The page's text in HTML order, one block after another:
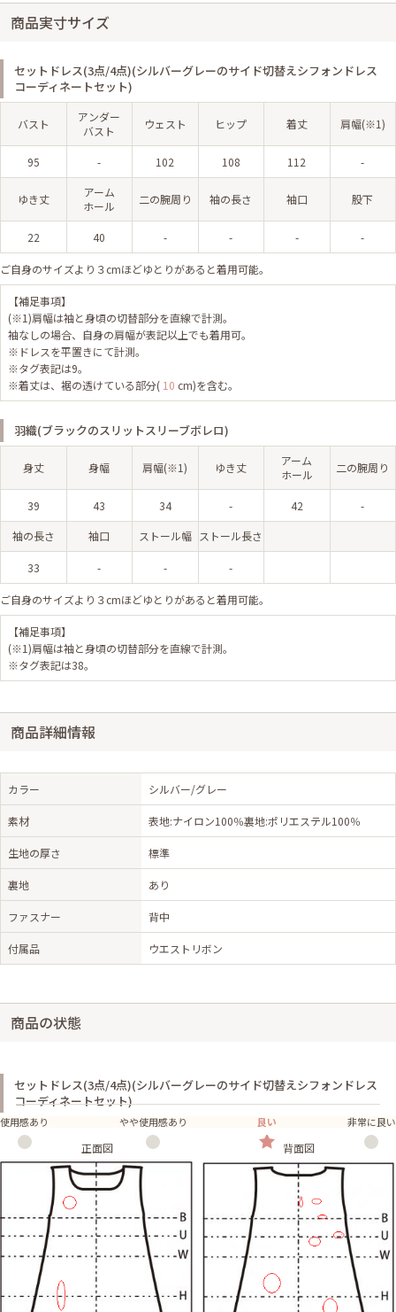
商品実寸サイズ
セットドレス(3点/4点)(シルバーグレーのサイド切替えシフォンドレス
コーディネートセット)
バスト
アンダー
バスト
ウェスト ヒップ 着丈 肩幅(※1)
95 - 102 108 112 -
ゆき丈
アーム
ホール
二の腕周り 袖の長さ 袖口 股下
22 40 - - - -
ご自身のサイズより３cmほどゆとりがあると着用可能。
【補足事項】
(※1)肩幅は袖と身頃の切替部分を直線で計測。
袖なしの場合、自身の肩幅が表記以上でも着用可。
※ドレスを平置きにて計測。
※タグ表記は9。
※着丈は、裾の透けている部分( 10 cm)を含む。
羽織(ブラックのスリットスリーブボレロ)
身丈 身幅 肩幅(※1) ゆき丈
アーム
ホール
二の腕周り
39 43 34 - 42 -
袖の長さ 袖口 ストール幅 ストール長さ
33 - - -
ご自身のサイズより３cmほどゆとりがあると着用可能。
【補足事項】
(※1)肩幅は袖と身頃の切替部分を直線で計測。
※タグ表記は38。
商品詳細情報
カラー シルバー/グレー
素材 表地:ナイロン100％裏地:ポリエステル100％
生地の厚さ 標準
裏地 あり
ファスナー 背中
付属品 ウエストリボン
商品の状態
セットドレス(3点/4点)(シルバーグレーのサイド切替えシフォンドレス
コーディネートセット)
使用感あり やや使用感あり 良い 非常に良い
正面図 背面図